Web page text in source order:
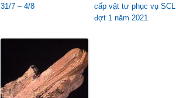
31/7 – 4/8
cấp vật tư phục vụ SCL
đợt 1 năm 2021